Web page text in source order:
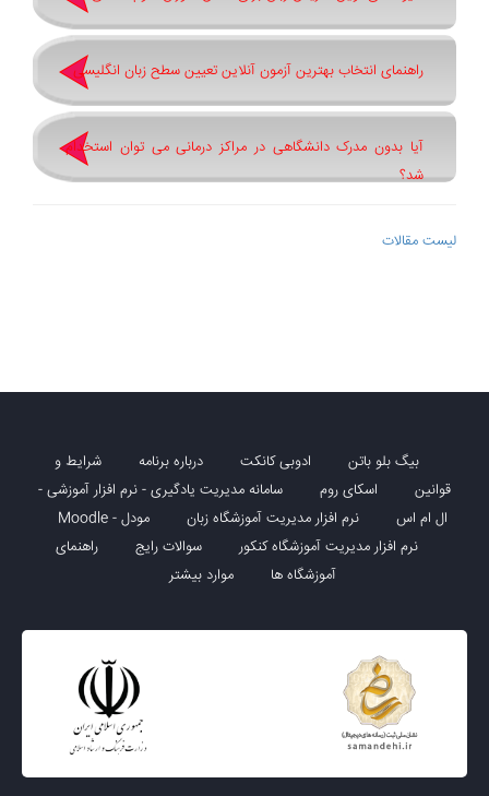
راهنمای انتخاب بهترین آزمون آنلاین تعیین سطح زبان انگلیسی
آیا بدون مدرک دانشگاهی در مراکز درمانی می توان استخدام
شد؟
لیست مقالات
بیگ بلو باتن ادوبی کانکت درباره برنامه
شرایط و
قوانین
اسکای روم
سامانه مدیریت یادگیری - نرم افزار آموزشی -
ال ام اس
نرم افزار مدیریت آموزشگاه زبان
مودل - Moodle
نرم افزار مدیریت آموزشگاه کنکور
سوالات رایج
راهنمای
آموزشگاه ها
موارد بیشتر